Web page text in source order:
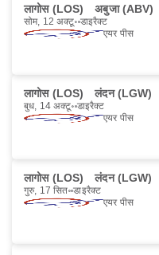
लागोस (LOS) अबुजा (ABV)
सोम, 12 अक्टू॰ डाइरैक्ट
एयर पीस
लागोस (LOS) लंदन (LGW)
बुध, 14 अक्टू॰ डाइरैक्ट
एयर पीस
लागोस (LOS) लंदन (LGW)
गुरु, 17 सित॰ डाइरैक्ट
एयर पीस